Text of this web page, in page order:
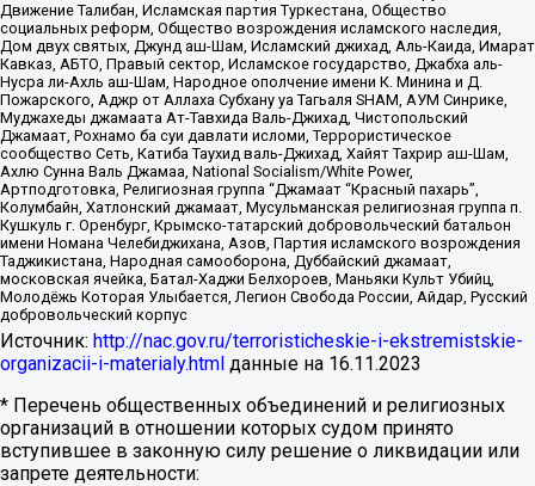
Движение Талибан, Исламская партия Туркестана, Общество
социальных реформ, Общество возрождения исламского наследия,
Дом двух святых, Джунд аш-Шам, Исламский джихад, Аль-Каида, Имарат
Кавказ, АБТО, Правый сектор, Исламское государство, Джабха аль-
Нусра ли-Ахль аш-Шам, Народное ополчение имени К. Минина и Д.
Пожарского, Аджр от Аллаха Субхану уа Тагьаля SHAM, АУМ Синрике,
Муджахеды джамаата Ат-Тавхида Валь-Джихад, Чистопольский
Джамаат, Рохнамо ба суи давлати исломи, Террористическое
сообщество Сеть, Катиба Таухид валь-Джихад, Хайят Тахрир аш-Шам,
Ахлю Сунна Валь Джамаа, National Socialism/White Power,
Артподготовка, Религиозная группа “Джамаат “Красный пахарь”,
Колумбайн, Хатлонский джамаат, Мусульманская религиозная группа п.
Кушкуль г. Оренбург, Крымско-татарский добровольческий батальон
имени Номана Челебиджихана, Азов, Партия исламского возрождения
Таджикистана, Народная самооборона, Дуббайский джамаат,
московская ячейка, Батал-Хаджи Белхороев, Маньяки Культ Убийц,
Молодёжь Которая Улыбается, Легион Свобода России, Айдар, Русский
добровольческий корпус
Источник: http://nac.gov.ru/terroristicheskie-i-ekstremistskie-
organizacii-i-materialy.html данные на 16.11.2023
* Перечень общественных объединений и религиозных
организаций в отношении которых судом принято
вступившее в законную силу решение о ликвидации или
запрете деятельности: